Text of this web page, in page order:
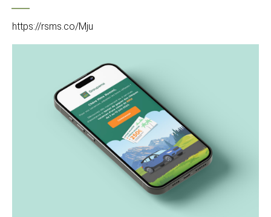
https://rsms.co/Mju